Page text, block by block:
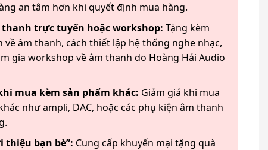
an tâm hơn khi quyết định mua hàng.
thanh trực tuyến hoặc workshop: Tặng kèm
âm thanh, cách thiết lập hệ thống nghe nhạc,
gia workshop về âm thanh do Hoàng Hải Audio
mua kèm sản phẩm khác: Giảm giá khi mua
như ampli, DAC, hoặc các phụ kiện âm thanh
thiệu bạn bè”: Cung cấp khuyến mại tặng quà